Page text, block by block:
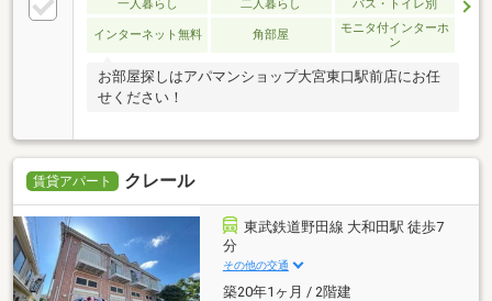
一人暮らし 二人暮らし バス・トイレ別
インターネット無料 角部屋
モニタ付インターホ
ン
お部屋探しはアパマンショップ大宮東口駅前店にお任
せください！
賃貸アパート クレール
東武鉄道野田線 大和田駅 徒歩7
分
その他の交通
築20年1ヶ月 / 2階建